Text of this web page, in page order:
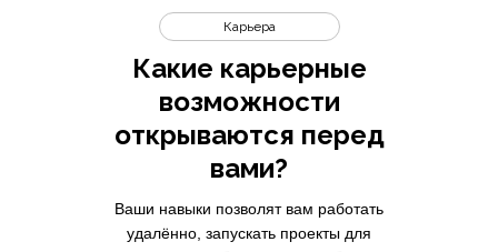
Какие карьерные
возможности
открываются перед
вами?
Карьера
Ваши навыки позволят вам работать
удалённо, запускать проекты для